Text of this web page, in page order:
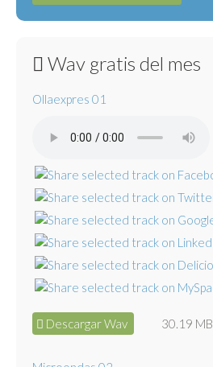
Wav gratis del mes
Ollaexpres 01
Descargar Wav 30.19 MB